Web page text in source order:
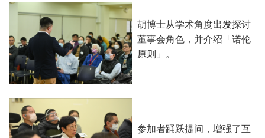
胡博士从学术角度出发探讨
董事会角色，并介绍「诺伦
原则」。
参加者踊跃提问，增强了互